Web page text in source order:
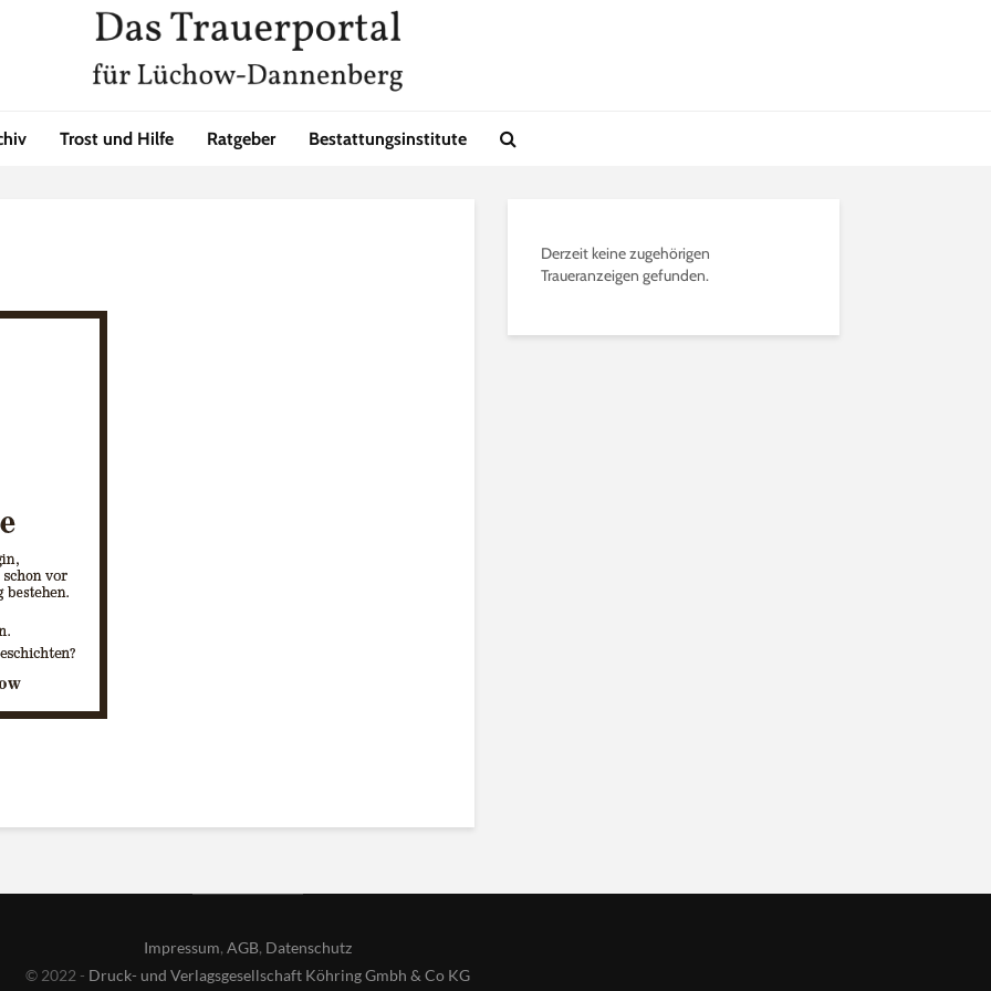
Trost und Hilfe Ratgeber Bestattungsinstitute
Derzeit keine zugehörigen
Traueranzeigen gefunden.
Impressum, AGB, Datenschutz
© 2022 - Druck- und Verlagsgesellschaft Köhring Gmbh & Co KG